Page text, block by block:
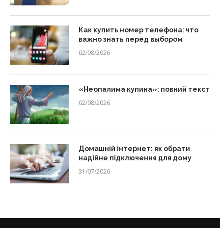
Как купить номер телефона: что
важно знать перед выбором
02/08/2026
«Неопалима купина»: повний текст
02/08/2026
Домашній інтернет: як обрати
надійне підключення для дому
31/07/2026